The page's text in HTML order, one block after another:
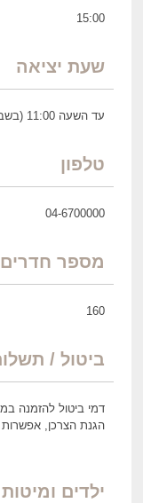
15:00
שעת יציאה
עד השעה 11:00 (בשבת וחג עד 14:00)
טלפון
04-6700000
מספר חדרים
160
ביטול /
דמי ביטול להזמנה
הגנת הצרכן, אפשרות
ילדים